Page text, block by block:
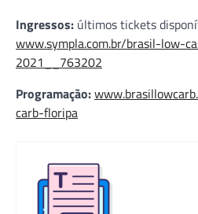
Ingressos: últimos tickets
www.sympla.com.br/brasil-low-
2021__763202
Programação:
carb-floripa